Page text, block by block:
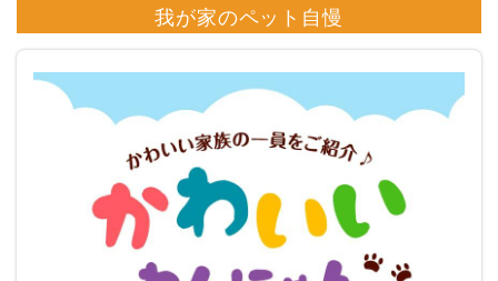
我が家のペット自慢